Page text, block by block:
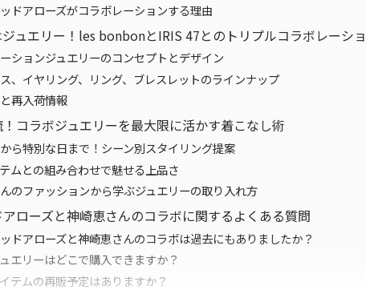
ドアローズがコラボレーションする理由
ュエリー！les bonbonとIRIS 47とのトリプルコラボレーシ
ションジュエリーのコンセプトとデザイン
、イヤリング、リング、ブレスレットのラインナップ
再入荷情報
コラボジュエリーを最大限に活かす着こなし術
ら特別な日まで！シーン別スタイリング提案
ムとの組み合わせで魅せる上品さ
のファッションから学ぶジュエリーの取り入れ方
ローズと神崎恵さんのコラボに関するよくある質問
ドアローズと神崎恵さんのコラボは過去にもありましたか？
エリーはどこで購入できますか？
テムの再販予定はありますか？